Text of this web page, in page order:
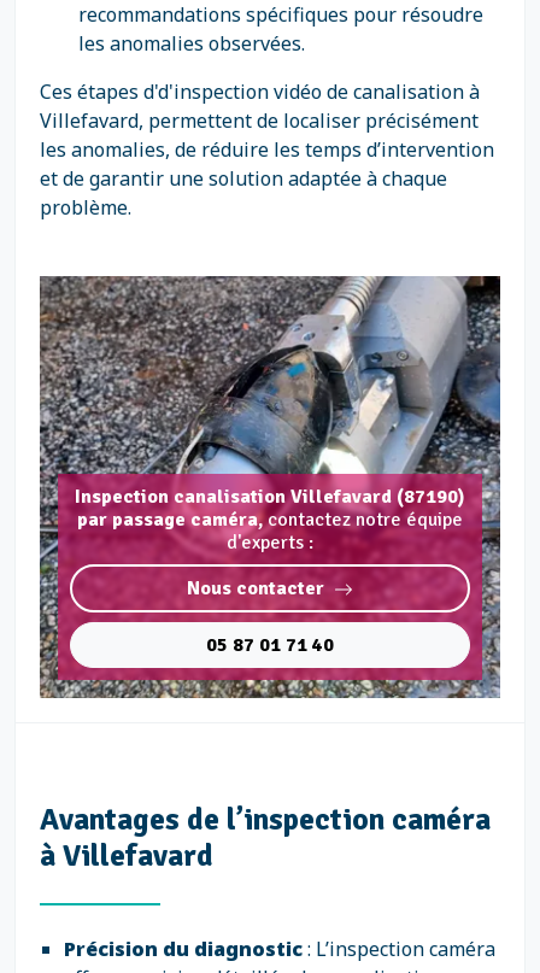
recommandations spécifiques pour résoudre
les anomalies observées.
Ces étapes d'd'inspection vidéo de canalisation à
Villefavard, permettent de localiser précisément
les anomalies, de réduire les temps d’intervention
et de garantir une solution adaptée à chaque
problème.
Inspection canalisation Villefavard (87190)
par passage caméra,contactez notre équipe
d'experts :
Nous contacter
05 87 01 71 40
Avantages de l’inspection caméra
à Villefavard
Précision du diagnostic: L’inspection caméra